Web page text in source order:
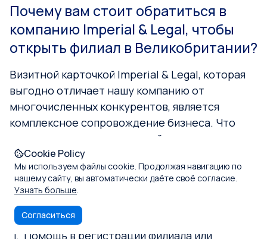
Cookie Policy
Мы используем файлы cookie. Продолжая навигацию по
нашему сайту, вы автоматически даёте своё согласие.
Узнать больше.
Согласиться
Почему вам стоит обратиться в
компанию Imperial & Legal, чтобы
открыть филиал в Великобритании?
Визитной карточкой Imperial & Legal, которая
выгодно отличает нашу компанию от
многочисленных конкурентов, является
комплексное сопровождение бизнеса. Что
предполагает максимальный спектр
возможностей наших сотрудников и
принципиальный отказ от узкой специализации
только на каком-то одном вопросе.
Обратившись к нашим юристам, вы получите:
Помощь в регистрации филиала или